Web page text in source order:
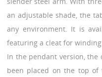
an adjustable shade, the
any environment. It is
featuring a cleat for winding
In the pendant version, the
been placed on the top of